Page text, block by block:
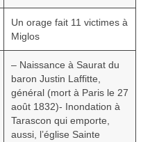
Un orage fait 11 victimes à
Miglos
– Naissance à Saurat du
baron Justin Laffitte,
général (mort à Paris le 27
août 1832)- Inondation à
Tarascon qui emporte,
aussi, l’église Sainte